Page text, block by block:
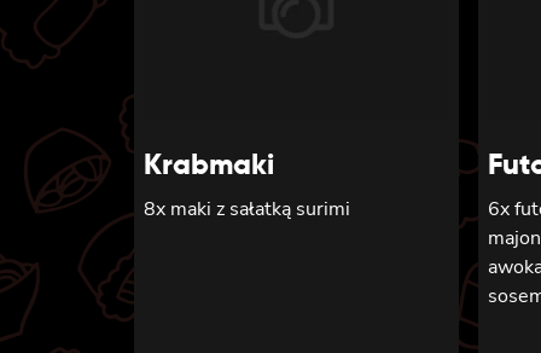
Krabmaki
8x maki z sałatką surimi
6x